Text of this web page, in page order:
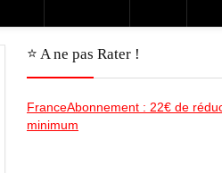
⭐️ A ne pas Rater !
FranceAbonnement : 22€ de
minimum